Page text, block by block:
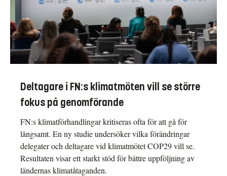
Deltagare i FN:s klimatmöten vill se större
fokus på genomförande
FN:s klimatförhandlingar kritiseras ofta för att gå för
långsamt. En ny studie undersöker vilka förändringar
delegater och deltagare vid klimatmötet COP29 vill se.
Resultaten visar ett starkt stöd för bättre uppföljning av
ländernas klimatåtaganden.